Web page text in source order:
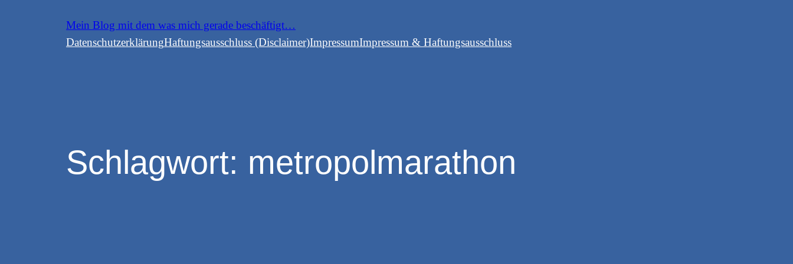
Mein Blog mit dem was mich gerade beschäftigt…
DatenschutzerklärungHaftungsausschluss (Disclaimer)ImpressumImpressum & Haftungsausschluss
Schlagwort: metropolmarathon